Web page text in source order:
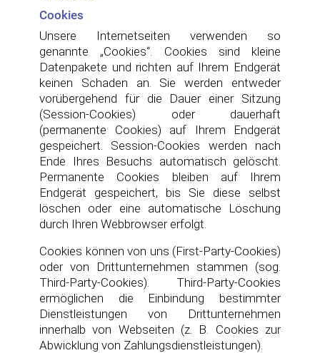
Cookies
Unsere Internetseiten verwenden so
genannte „Cookies“. Cookies sind kleine
Datenpakete und richten auf Ihrem Endgerät
keinen Schaden an. Sie werden entweder
vorübergehend für die Dauer einer Sitzung
(Session-Cookies) oder dauerhaft
(permanente Cookies) auf Ihrem Endgerät
gespeichert. Session-Cookies werden nach
Ende Ihres Besuchs automatisch gelöscht.
Permanente Cookies bleiben auf Ihrem
Endgerät gespeichert, bis Sie diese selbst
löschen oder eine automatische Löschung
durch Ihren Webbrowser erfolgt.
Cookies können von uns (First-Party-Cookies)
oder von Drittunternehmen stammen (sog.
Third-Party-Cookies). Third-Party-Cookies
ermöglichen die Einbindung bestimmter
Dienstleistungen von Drittunternehmen
innerhalb von Webseiten (z. B. Cookies zur
Abwicklung von Zahlungsdienstleistungen).